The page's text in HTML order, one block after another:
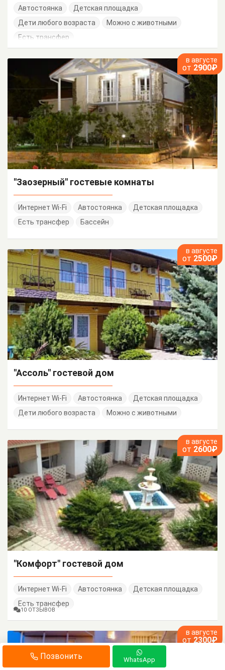
Позвонить WhatsApp
Автостоянка
Детская площадка
Дети любого возраста
Можно с животными
Есть трансфер
в августе
от 2900₽
"Заозерный" гостевые комнаты
Интернет Wi-Fi Автостоянка
Детская площадка
Есть трансфер
Бассейн
в августе
от 2500₽
"Ассоль" гостевой дом
Интернет Wi-Fi Автостоянка
Детская площадка
Дети любого возраста
Можно с животными
в августе
от 2600₽
"Комфорт" гостевой дом
Интернет Wi-Fi Автостоянка
Детская площадка
Есть трансфер
10 ОТЗЫВОВ
в августе
от 2300₽